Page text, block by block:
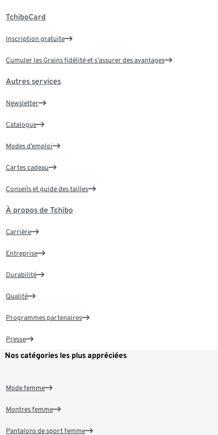
TchiboCard
Inscription gratuite
Cumuler les Grains fidélité et s'assurer des avantages
Autres services
Newsletter
Catalogue
Modes d’emploi
Cartes cadeau
Conseils et guide des tailles
À propos de Tchibo
Carrière
Entreprise
Durabilité
Qualité
Programmes partenaires
Presse
Nos catégories les plus appréciées
Mode femme
Montres femme
Pantalons de sport femme